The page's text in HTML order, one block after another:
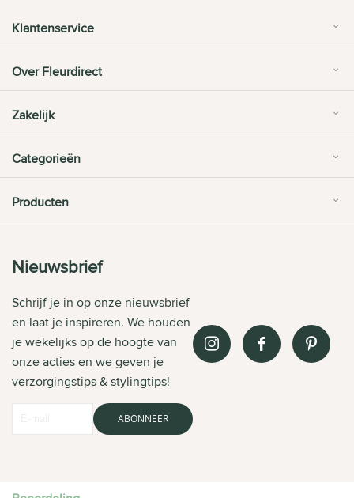
Klantenservice
Over Fleurdirect
Zakelijk
Categorieën
Producten
Nieuwsbrief
Schrijf je in op onze nieuwsbrief
en laat je inspireren. We houden
je wekelijks op de hoogte van
onze acties en we geven je
verzorgingstips & stylingtips!
ABONNEER